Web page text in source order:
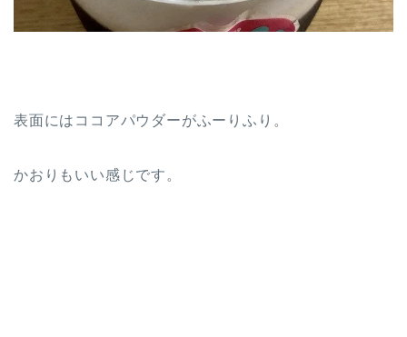
表面にはココアパウダーがふーりふり。
かおりもいい感じです。